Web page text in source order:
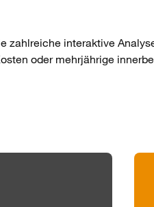
zahlreiche interaktive
oder mehrjährige